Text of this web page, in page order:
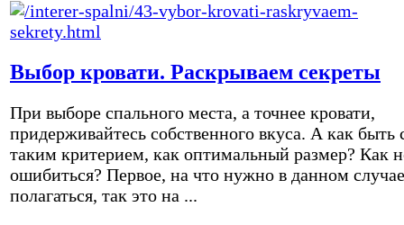
Выбор кровати. Раскрываем секреты
При выборе спального места, а точнее кровати,
придерживайтесь собственного вкуса. А как быть
таким критерием, как оптимальный размер? Как
ошибиться? Первое, на что нужно в данном случае
полагаться, так это на ...